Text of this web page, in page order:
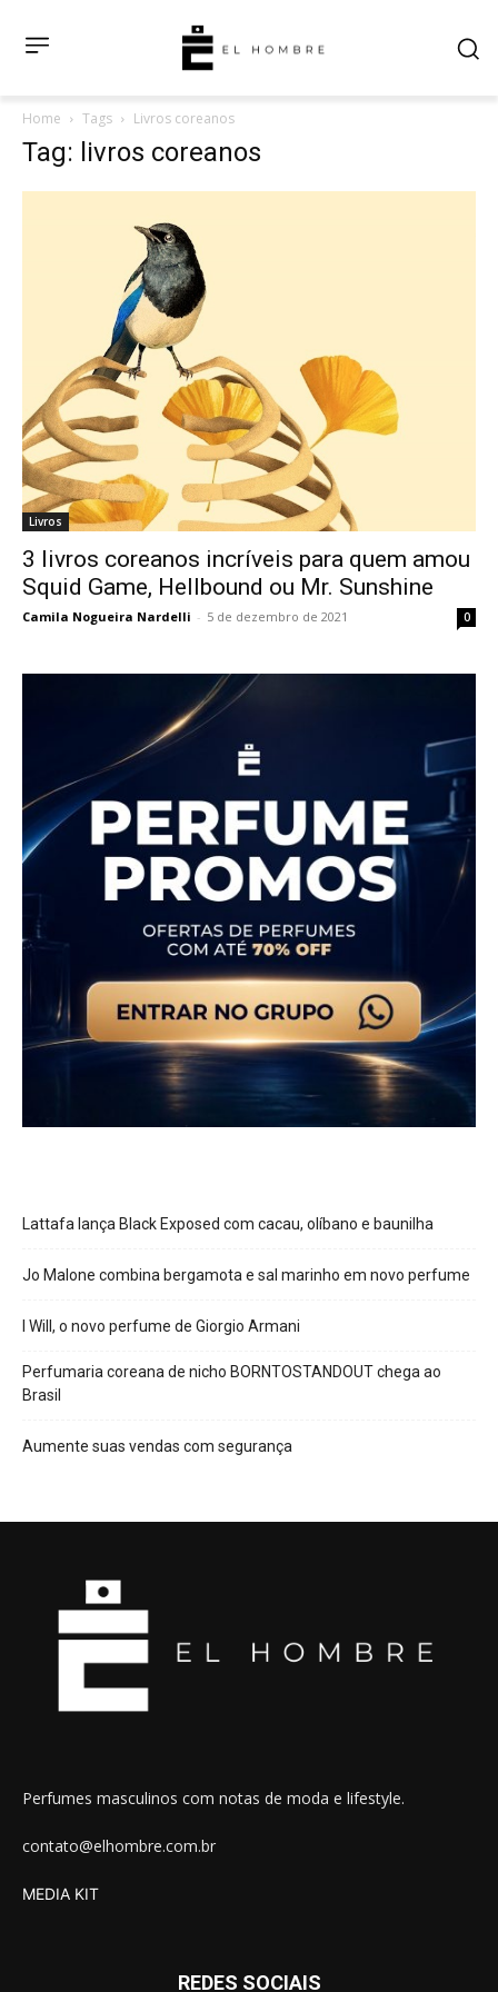
Home Tags Livros coreanos
Tag: livros coreanos
Livros
3 livros coreanos incríveis para quem amou
Squid Game, Hellbound ou Mr. Sunshine
Camila Nogueira Nardelli - 5 de dezembro de 2021 0
Lattafa lança Black Exposed com cacau, olíbano e baunilha
Jo Malone combina bergamota e sal marinho em novo perfume
I Will, o novo perfume de Giorgio Armani
Perfumaria coreana de nicho BORNTOSTANDOUT chega ao
Brasil
Aumente suas vendas com segurança
Perfumes masculinos com notas de moda e lifestyle.
contato@elhombre.com.br
MEDIA KIT
REDES SOCIAIS